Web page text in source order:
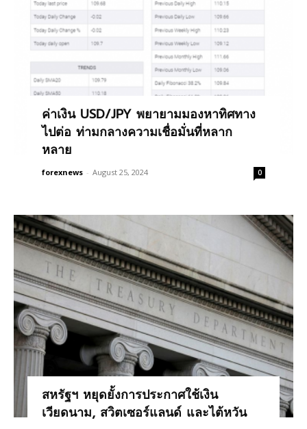
ค่าเงิน USD/JPY พยายามมองหาทิศทาง
ไปต่อ ท่ามกลางความเชื่อมั่นที่หลาก
หลาย
forexnews - August 25, 2024 0
สหรัฐฯ หยุดยั้งการประกาศใช้เงิน
เวียดนาม, สวิตเซอร์แลนด์ และไต้หวัน